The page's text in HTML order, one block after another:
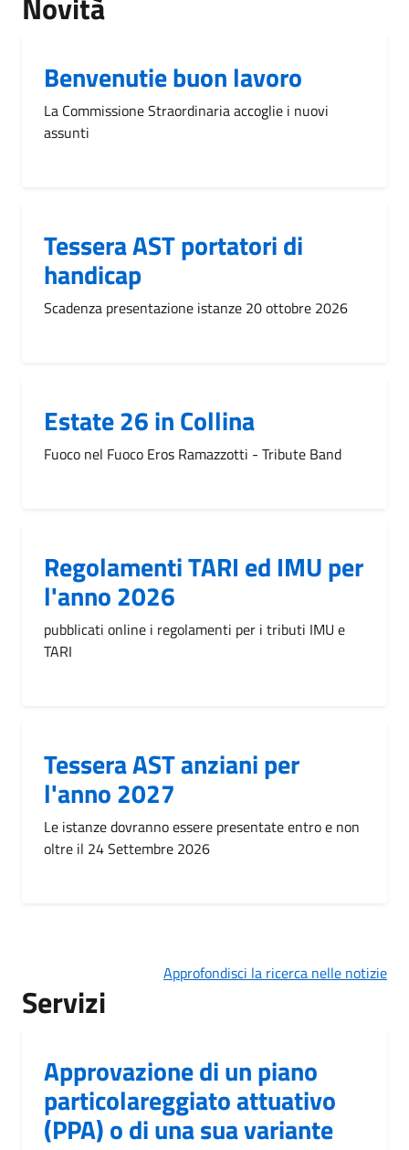
Benvenutie buon lavoro
La Commissione Straordinaria accoglie i nuovi
assunti
Tessera AST portatori di
handicap
Scadenza presentazione istanze 20 ottobre 2026
Estate 26 in Collina
Fuoco nel Fuoco Eros Ramazzotti - Tribute Band
Regolamenti TARI ed IMU per
l'anno 2026
pubblicati online i regolamenti per i tributi IMU e
TARI
Tessera AST anziani per
l'anno 2027
Le istanze dovranno essere presentate entro e non
oltre il 24 Settembre 2026
Approfondisci la ricerca nelle notizie
Servizi
Approvazione di un piano
particolareggiato attuativo
(PPA) o di una sua variante